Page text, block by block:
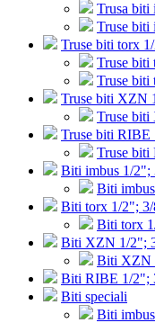
Trusa biti
Truse biti
Truse biti torx
Truse biti
Truse biti
Truse biti XZN
Truse
Truse biti
Truse
Biti imbus 1/2";
Biti
Biti torx 1/2";
Biti torx
Biti XZN 1/2";
Biti XZN
Biti RIBE 1/2";
Biti speciali
Biti